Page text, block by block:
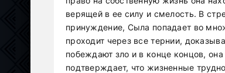
верящей в ее силу и смелость. В
принуждение, Сыла попадает во
проходит через все тернии,
побеждают зло и в конце концов,
подтверждает, что жизненные